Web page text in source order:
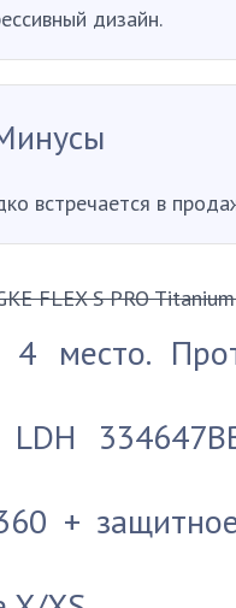
дизайн.
встречается в
FLEX S PRO
4 место.
LDH
+